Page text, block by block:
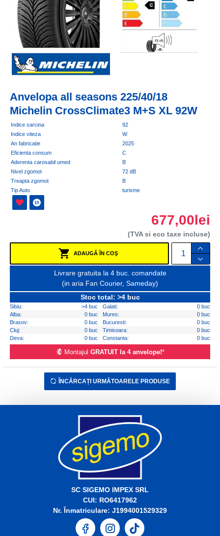
Anvelopa all seasons 225/40/18
Michelin CrossClimate3 M+S XL 92W
Indice sarcina
92
Indice viteza
W
An fabricatie
2025
Eficienta consum
C
Aderenta carosabil umed
B
Nivel zgomot
72 dB
Treapta zgomot
B
Tip Auto
turisme
677,00lei
(TVA si eco taxe incluse)
ADAUGĂ ÎN COŞ
Livrare gratuita la 4 buc. comandate
(in aria Fan Courier, Sameday)
Stoc total: >4 buc
Sibiu: >4 buc Galati:
0 buc
Alba:
0 buc Mures:
0 buc
Brasov:
0 buc Bucuresti:
0 buc
Cluj:
0 buc Timisoara:
0 buc
Deva:
0 buc Constanta: 0 buc
Montajul GRATUIT la 4 anvelope!*
ÎNCĂRCAȚI URMĂTOARELE PRODUSE
SC SIGEMO IMPEX SRL
CUI: RO6417962
Nr. Înmatriculare: J1994001529329